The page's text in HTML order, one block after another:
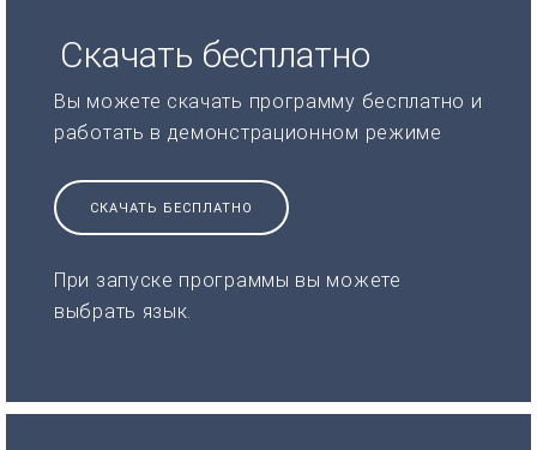
Скачать бесплатно
Вы можете скачать программу бесплатно и
работать в демонстрационном режиме
СКАЧАТЬ БЕСПЛАТНО
При запуске программы вы можете
выбрать язык.